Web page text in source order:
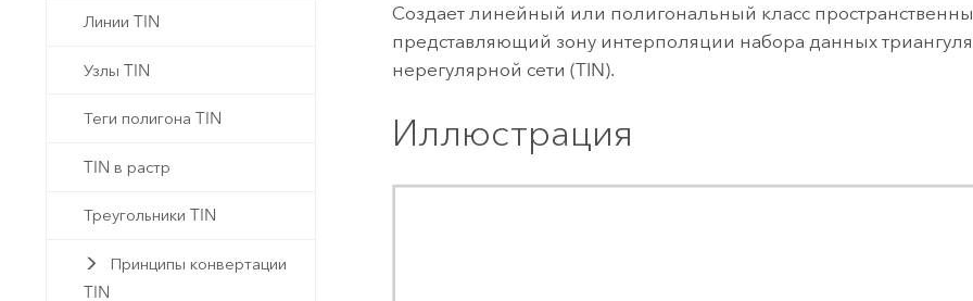
Линии TIN
Узлы TIN
Теги полигона TIN
TIN в растр
Треугольники TIN
Принципы конвертации
TIN
Создает линейный или полигональный класс
представляющий зону интерполяции набора данных
нерегулярной сети (TIN).
Иллюстрация